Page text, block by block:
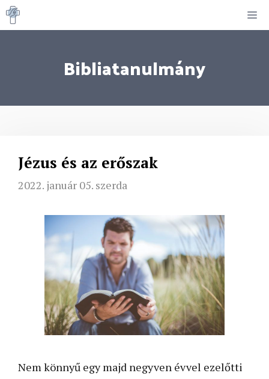
Kilépés
a
Bibliatanulmány
Jézus és az erőszak
2022. január 05. szerda
Nem könnyű egy majd negyven évvel ezelőtti